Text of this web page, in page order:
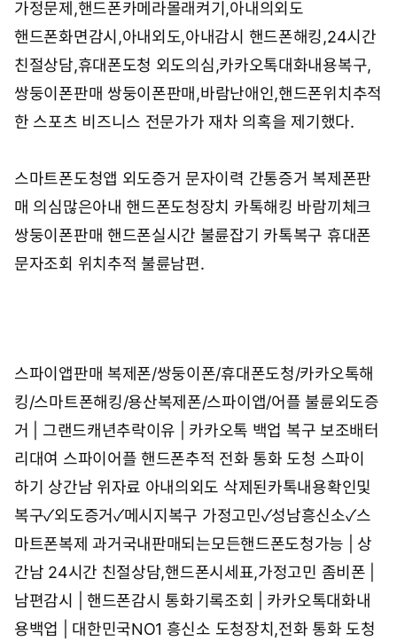
가정문제,핸드폰카메라몰래켜기,아내의외도
핸드폰화면감시,아내외도,아내감시 핸드폰해킹,24시간
친절상담,휴대폰도청 외도의심,카카오톡대화내용복구,
쌍둥이폰판매 쌍둥이폰판매,바람난애인,핸드폰위치추적
한 스포츠 비즈니스 전문가가 재차 의혹을 제기했다.
스마트폰도청앱 외도증거 문자이력 간통증거 복제폰판
매 의심많은아내 핸드폰도청장치 카톡해킹 바람끼체크
쌍둥이폰판매 핸드폰실시간 불륜잡기 카톡복구 휴대폰
문자조회 위치추적 불륜남편.
스파이앱판매 복제폰/쌍둥이폰/휴대폰도청/카카오톡해
킹/스마트폰해킹/용산복제폰/스파이앱/어플 불륜외도증
거 | 그랜드캐년추락이유 | 카카오톡 백업 복구 보조배터
리대여 스파이어플 핸드폰추적 전화 통화 도청 스파이
하기 상간남 위자료 아내의외도 삭제된카톡내용확인및
복구✓외도증거✓메시지복구 가정고민✓성남흥신소✓스
마트폰복제 과거국내판매되는모든핸드폰도청가능 | 상
간남 24시간 친절상담,핸드폰시세표,가정고민 좀비폰 |
남편감시 | 핸드폰감시 통화기록조회 | 카카오톡대화내
용백업 | 대한민국NO1 흥신소 도청장치,전화 통화 도청